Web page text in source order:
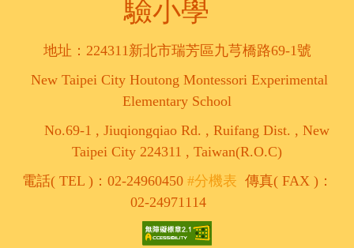
驗小學
地址：224311新北市瑞芳區九芎橋路69-1號
New Taipei City Houtong Montessori Experimental
Elementary School
No.69-1 , Jiuqiongqiao Rd. , Ruifang Dist. , New
Taipei City 224311 , Taiwan(R.O.C)
電話( TEL )：02-24960450 #分機表 傳真( FAX )：
02-24971114